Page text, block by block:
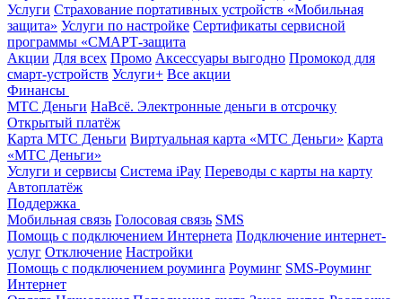
Услуги Страхование портативных устройств «Мобильная
защита» Услуги по настройке Сертификаты сервисной
программы «СМАРТ-защита
Акции Для всех Промо Аксессуары выгодно Промокод для
смарт-устройств Услуги+ Все акции
Финансы
МТС Деньги НаВсё. Электронные деньги в отсрочку
Открытый платёж
Карта МТС Деньги Виртуальная карта «МТС Деньги» Карта
«МТС Деньги»
Услуги и сервисы Система iPay Переводы с карты на карту
Автоплатёж
Поддержка
Мобильная связь Голосовая связь SMS
Помощь с подключением Интернета Подключение интернет-
услуг Отключение Настройки
Помощь с подключением роуминга Роуминг SMS-Роуминг
Интернет